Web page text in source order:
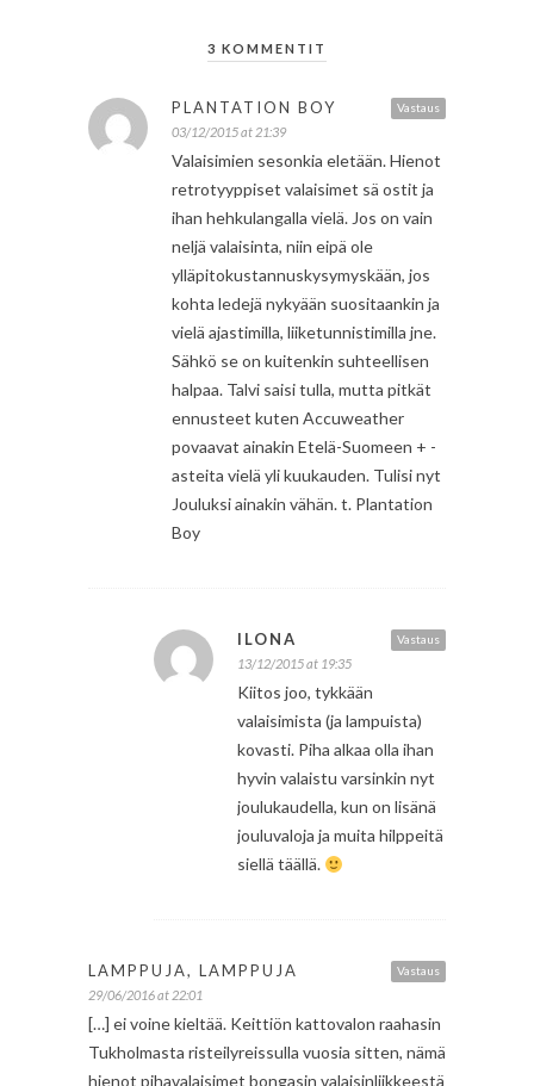
3 KOMMENTIT
Vastaus
PLANTATION BOY
03/12/2015 at 21:39
Valaisimien sesonkia eletään. Hienot
retrotyyppiset valaisimet sä ostit ja
ihan hehkulangalla vielä. Jos on vain
neljä valaisinta, niin eipä ole
ylläpitokustannuskysymyskään, jos
kohta ledejä nykyään suositaankin ja
vielä ajastimilla, liiketunnistimilla jne.
Sähkö se on kuitenkin suhteellisen
halpaa. Talvi saisi tulla, mutta pitkät
ennusteet kuten Accuweather
povaavat ainakin Etelä-Suomeen + -
asteita vielä yli kuukauden. Tulisi nyt
Jouluksi ainakin vähän. t. Plantation
Boy
Vastaus
ILONA
13/12/2015 at 19:35
Kiitos joo, tykkään
valaisimista (ja lampuista)
kovasti. Piha alkaa olla ihan
hyvin valaistu varsinkin nyt
joulukaudella, kun on lisänä
jouluvaloja ja muita hilppeitä
siellä täällä.
Vastaus
LAMPPUJA, LAMPPUJA
29/06/2016 at 22:01
[…] ei voine kieltää. Keittiön kattovalon raahasin
Tukholmasta risteilyreissulla vuosia sitten, nämä
hienot pihavalaisimet bongasin valaisinliikkeestä